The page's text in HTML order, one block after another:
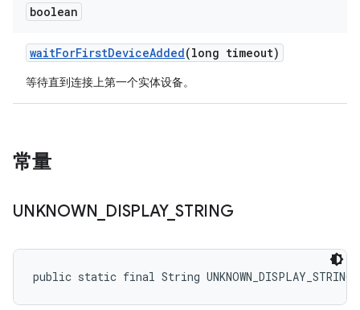
boolean
waitForFirstDeviceAdded(long timeout)
等待直到连接上第一个实体设备。
常量
UNKNOWN DISPLAY_ STRING
public static final String UNKNOWN_DISPLAY_STRING